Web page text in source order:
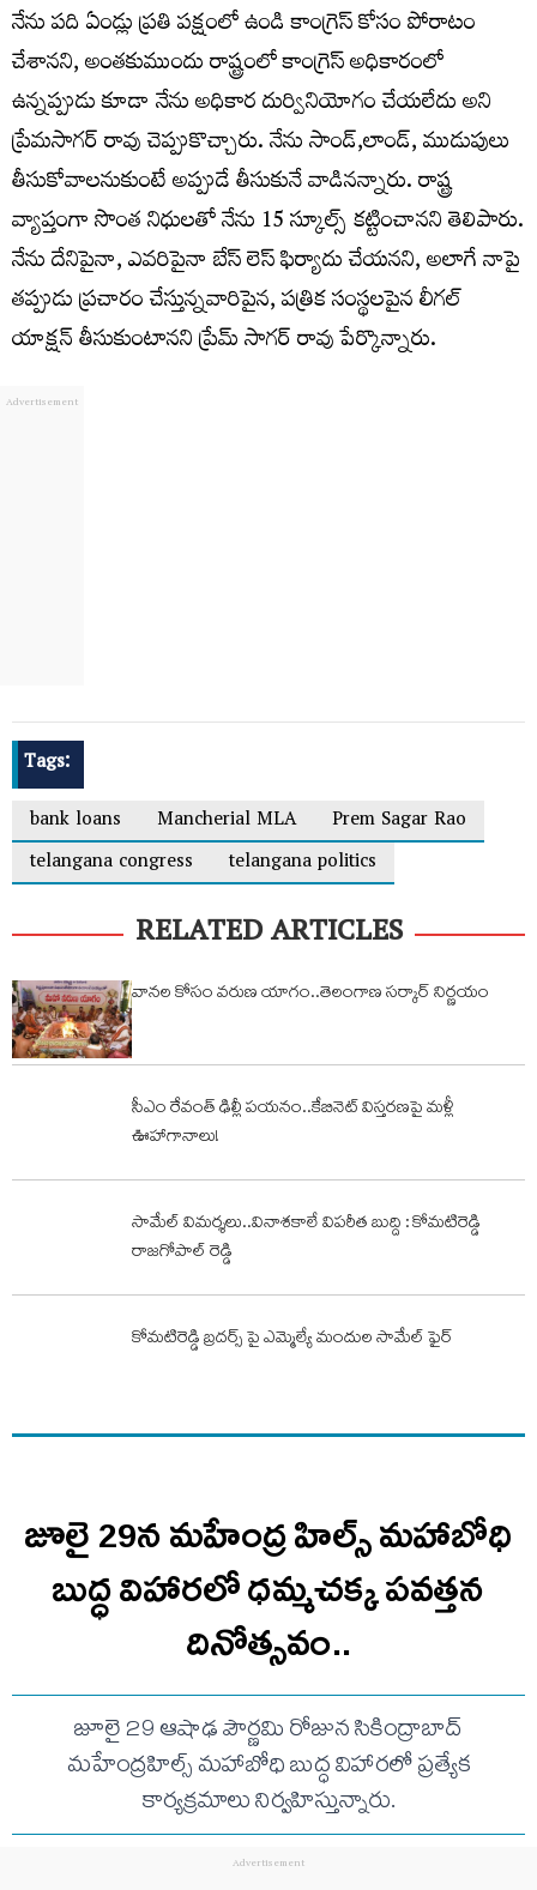
నేను పది ఏండ్లు ప్రతి పక్షంలో ఉండి కాంగ్రెస్ కోసం పోరాటం
చేశానని, అంతకుముందు రాష్ట్రంలో కాంగ్రెస్ అధికారంలో
ఉన్నప్పుడు కూడా నేను అధికార దుర్వినియోగం చేయలేదు అని
ప్రేమసాగర్ రావు చెప్పుకొచ్చారు. నేను సాండ్,లాండ్, ముడుపులు
తీసుకోవాలనుకుంటే అప్పుడే తీసుకునే వాడినన్నారు. రాష్ట్ర
వ్యాప్తంగా సొంత నిధులతో నేను 15 స్కూల్స్ కట్టించానని తెలిపారు.
నేను దేనిపైనా, ఎవరిపైనా బేస్ లెస్ ఫిర్యాదు చేయనని, అలాగే నాపై
తప్పుడు ప్రచారం చేస్తున్నవారిపైన, పత్రిక సంస్థలపైన లీగల్
యాక్షన్ తీసుకుంటానని ప్రేమ్ సాగర్ రావు పేర్కొన్నారు.
Tags:
bank loans
Mancherial MLA
Prem Sagar Rao
telangana congress
telangana politics
RELATED ARTICLES
వానల కోసం వరుణ యాగం..తెలంగాణ సర్కార్ నిర్ణయం
సీఎం రేవంత్ ఢిల్లీ పయనం..కేబినెట్ విస్తరణపై మళ్లీ
ఊహాగానాలు!
సామేల్ విమర్శలు..వినాశకాలే విపరీత బుద్ది : కోమటిరెడ్డి
రాజగోపాల్ రెడ్డి
కోమటిరెడ్డి బ్రదర్స్ పై ఎమ్మెల్యే మందుల సామేల్ ఫైర్
జూలై 29న మహేంద్ర హిల్స్‌ మహాబోధి
బుద్ధ విహారలో ధమ్మచక్క పవత్తన
దినోత్సవం..
జూలై 29 ఆషాఢ పౌర్ణమి రోజున సికింద్రాబాద్‌
మహేంద్రహిల్స్‌ మహాబోధి బుద్ధ విహారలో ప్రత్యేక
కార్యక్రమాలు నిర్వహిస్తున్నారు.